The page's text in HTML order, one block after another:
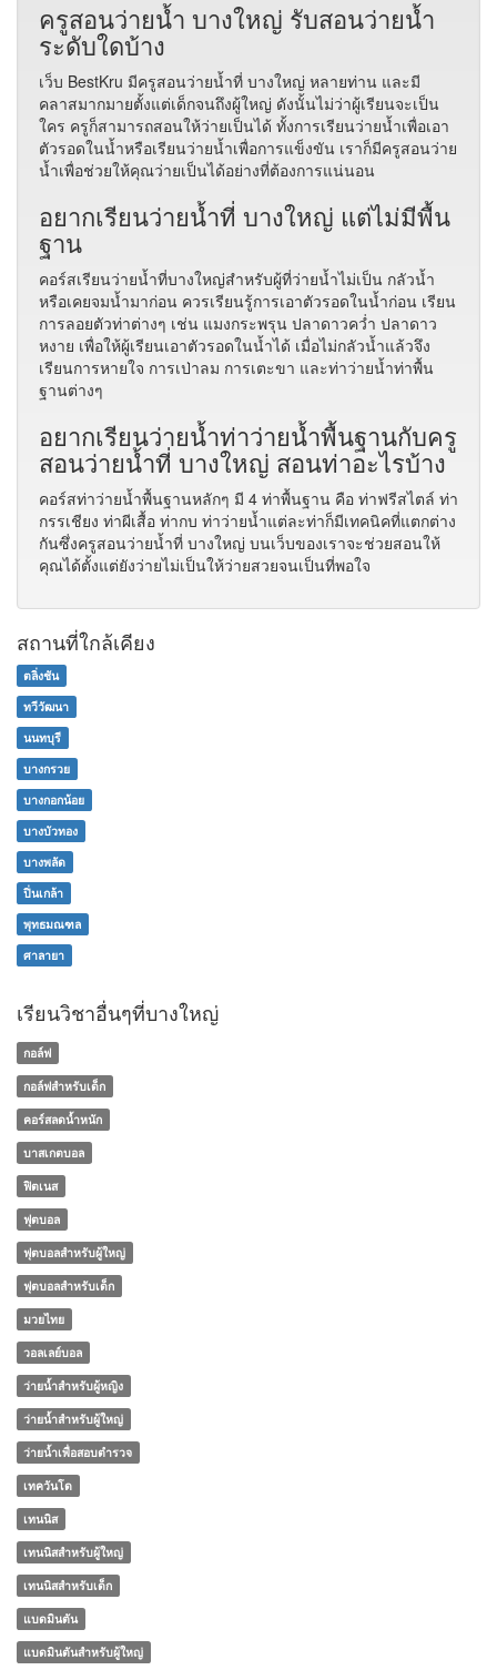
ครูสอนว่ายน้ำ บางใหญ่ รับสอนว่ายน้ำ
ระดับใดบ้าง
เว็บ BestKru มีครูสอนว่ายน้ำที่ บางใหญ่ หลายท่าน และมี
คลาสมากมายตั้งแต่เด็กจนถึงผู้ใหญ่ ดังนั้นไม่ว่าผู้เรียนจะเป็น
ใคร ครูก็สามารถสอนให้ว่ายเป็นได้ ทั้งการเรียนว่ายน้ำเพื่อเอา
ตัวรอดในน้ำหรือเรียนว่ายน้ำเพื่อการแข็งขัน เราก็มีครูสอนว่าย
น้ำเพื่อช่วยให้คุณว่ายเป็นได้อย่างที่ต้องการแน่นอน
อยากเรียนว่ายน้ำที่ บางใหญ่ แต่ไม่มีพื้น
ฐาน
คอร์สเรียนว่ายน้ำที่บางใหญ่สำหรับผู้ที่ว่ายน้ำไม่เป็น กลัวน้ำ
หรือเคยจมน้ำมาก่อน ควรเรียนรู้การเอาตัวรอดในน้ำก่อน เรียน
การลอยตัวท่าต่างๆ เช่น แมงกระพรุน ปลาดาวคว่ำ ปลาดาว
หงาย เพื่อให้ผู้เรียนเอาตัวรอดในน้ำได้ เมื่อไม่กลัวน้ำแล้วจึง
เรียนการหายใจ การเป่าลม การเตะขา และท่าว่ายน้ำท่าพื้น
ฐานต่างๆ
อยากเรียนว่ายน้ำท่าว่ายน้ำพื้นฐานกับครู
สอนว่ายน้ำที่ บางใหญ่ สอนท่าอะไรบ้าง
คอร์สท่าว่ายน้ำพื้นฐานหลักๆ มี 4 ท่าพื้นฐาน คือ ท่าฟรีสไตล์ ท่า
กรรเชียง ท่าผีเสื้อ ท่ากบ ท่าว่ายน้ำแต่ละท่าก็มีเทคนิคที่แตกต่าง
กันซึ่งครูสอนว่ายน้ำที่ บางใหญ่ บนเว็บของเราจะช่วยสอนให้
คุณได้ตั้งแต่ยังว่ายไม่เป็นให้ว่ายสวยจนเป็นที่พอใจ
สถานที่ใกล้เคียง
ตลิ่งชัน
ทวีวัฒนา
นนทบุรี
บางกรวย
บางกอกน้อย
บางบัวทอง
บางพลัด
ปิ่นเกล้า
พุทธมณฑล
ศาลายา
เรียนวิชาอื่นๆที่บางใหญ่
กอล์ฟ
กอล์ฟสำหรับเด็ก
คอร์สลดน้ำหนัก
บาสเกตบอล
ฟิตเนส
ฟุตบอล
ฟุตบอลสำหรับผู้ใหญ่
ฟุตบอลสำหรับเด็ก
มวยไทย
วอลเลย์บอล
ว่ายน้ำสำหรับผู้หญิง
ว่ายน้ำสำหรับผู้ใหญ่
ว่ายน้ำเพื่อสอบตำรวจ
เทควันโด
เทนนิส
เทนนิสสำหรับผู้ใหญ่
เทนนิสสำหรับเด็ก
แบดมินตัน
แบดมินตันสำหรับผู้ใหญ่